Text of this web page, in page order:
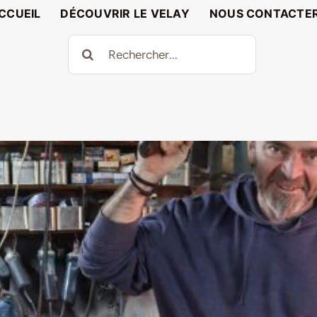
DÉCOUVRIR LE VELAY
NOUS
Rechercher: